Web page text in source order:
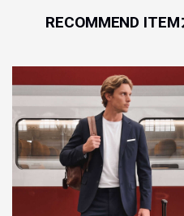
RECOMMEND